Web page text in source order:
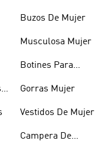
Buzos De Mujer
Musculosa Mujer
Botines Para
Gorras Mujer
Vestidos De Mujer
Campera De